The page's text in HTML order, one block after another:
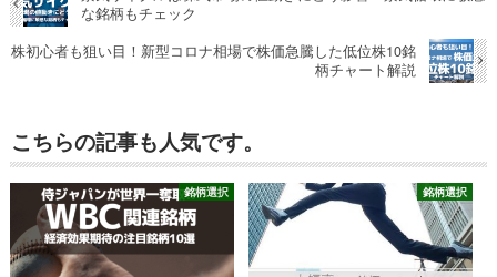
な銘柄もチェック
株初心者も狙い目！新型コロナ相場で株価急騰した低位株10銘
柄チャート解説
こちらの記事も人気です。
銘柄選択 銘柄選択